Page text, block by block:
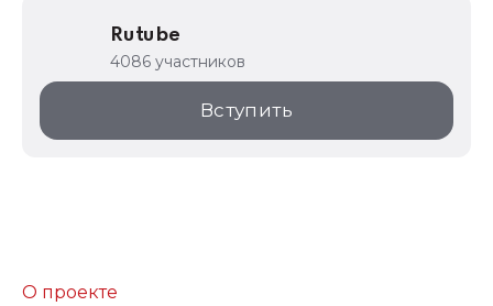
Rutube
4086 участников
Вступить
О проекте